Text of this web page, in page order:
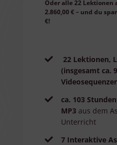
Oder alle 22 Lektionen
2.860,00 € – und du
€!
22 Lektionen,
(insgesamt ca.
ca. 103
MP3 aus dem
Unterricht
7 Interaktive